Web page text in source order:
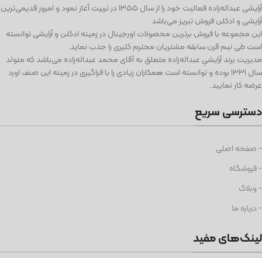
آرايشی عبداله‌زاده فعاليت خود را از سال ۱۳۵۵ در تربیت آغاز نمود و امروز قدیمی‌ترین
آرایشی و ادكلن فروش تبریز می‌باشد
این مجموعه با فروش برترین محصولات اورجینال در زمینه ادكلن و آرایشی توانسته
است طی نيم قرن سابقه مشتریان محترم كثیری را جذب نمايد.
مديريت برند آرايشي عبداله‌زاده متعلق به آقای محمد عبداله‌زاده می‌باشد كه متولد
سال ١٣٣١ بوده و توانسته است همكاران زيادی را با فراگيری در زمينه اين صنف اورد
عرضه كار نماييد.
دسترسی سریع
- صفحه اصلی
- فروشگاه
- وبلاگ
- درباره ما
لینک‌های مفید